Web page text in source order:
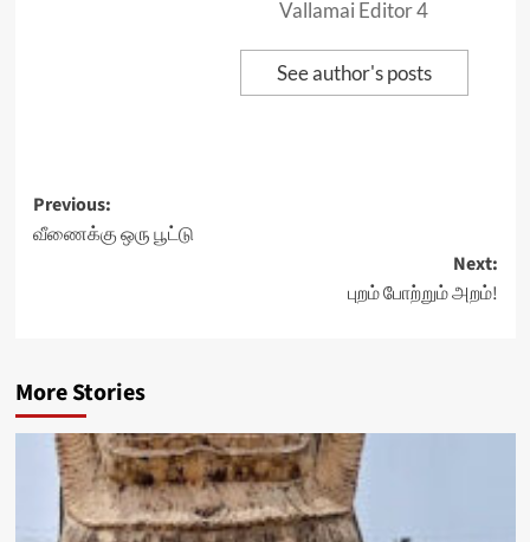
Vallamai Editor 4
See author's posts
Post
navigation
Previous:
வீணைக்கு ஒரு பூட்டு
Next:
புறம் போற்றும் அறம்!
More Stories